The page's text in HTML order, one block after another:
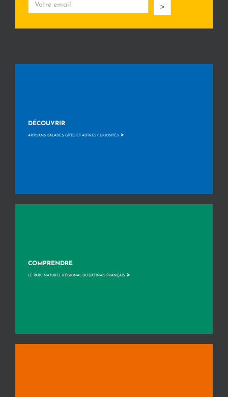
>
DÉCOUVRIR
ARTISANS, BALADES, GÎTES ET AUTRES CURIOSITÉS >
COMPRENDRE
LE PARC NATUREL RÉGIONAL DU GÂTINAIS FRANÇAIS >